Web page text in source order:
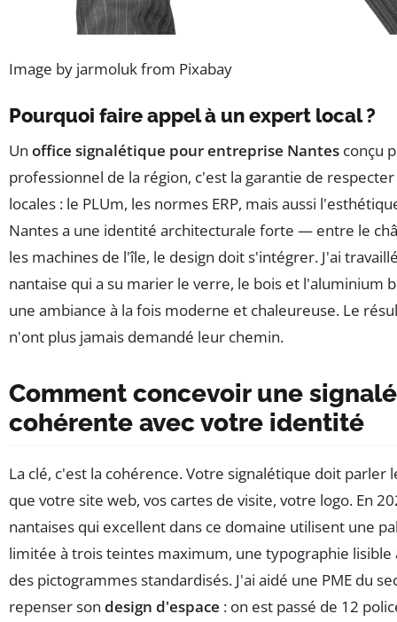
Image by jarmoluk from Pixabay
Pourquoi faire appel à un expert local ?
Un office signalétique pour entreprise Nantes conçu
professionnel de la région, c'est la garantie de
locales : le PLUm, les normes ERP, mais aussi
Nantes a une identité architecturale forte — entre le
les machines de l'île, le design doit s'intégrer. J'ai
nantaise qui a su marier le verre, le bois et l'aluminium
une ambiance à la fois moderne et chaleureuse. Le
n'ont plus jamais demandé leur chemin.
Comment concevoir une
cohérente avec votre identité
La clé, c'est la cohérence. Votre signalétique doit parler
que votre site web, vos cartes de visite, votre logo. En
nantaises qui excellent dans ce domaine utilisent une
limitée à trois teintes maximum, une typographie lisible
des pictogrammes standardisés. J'ai aidé une PME du
repenser son design d'espace : on est passé de 12